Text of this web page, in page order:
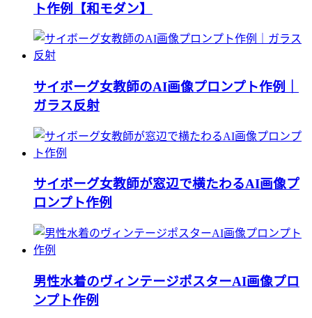
ト作例【和モダン】
サイボーグ女教師のAI画像プロンプト作例｜
ガラス反射
サイボーグ女教師が窓辺で横たわるAI画像プ
ロンプト作例
男性水着のヴィンテージポスターAI画像プロ
ンプト作例